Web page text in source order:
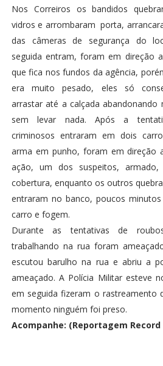
Nos Correiros os bandidos
vidros e arrombaram porta,
das câmeras de segurança do
seguida entram, foram em direção
que fica nos fundos da agência,
era muito pesado, eles só
arrastar até a calçada abandonando
sem levar nada. Após a
criminosos entraram em dois
arma em punho, foram em direção
ação, um dos suspeitos,
cobertura, enquanto os outros
entraram no banco, poucos
carro e fogem.
Durante as tentativas de
trabalhando na rua foram
escutou barulho na rua e abriu a
ameaçado. A Polícia Militar esteve
em seguida fizeram o rastreamento
momento ninguém foi preso.
Acompanhe: (Reportagem